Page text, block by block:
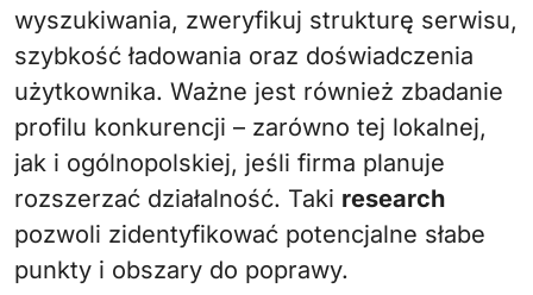
wyszukiwania, zweryfikuj strukturę serwisu,
szybkość ładowania oraz doświadczenia
użytkownika. Ważne jest również zbadanie
profilu konkurencji – zarówno tej lokalnej,
jak i ogólnopolskiej, jeśli firma planuje
rozszerzać działalność. Taki research
pozwoli zidentyfikować potencjalne słabe
punkty i obszary do poprawy.